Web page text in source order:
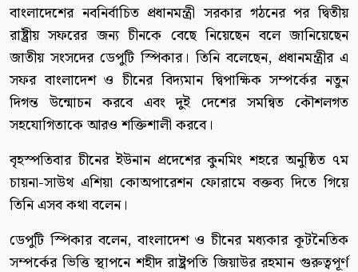
বাংলাদেশের নবনির্বাচিত প্রধানমন্ত্রী সরকার গঠনের পর দ্বিতীয়
রাষ্ট্রীয় সফরের জন্য চীনকে বেছে নিয়েছেন বলে জানিয়েছেন
জাতীয় সংসদের ডেপুটি স্পিকার। তিনি বলেছেন, প্রধানমন্ত্রীর এ
সফর বাংলাদেশ ও চীনের বিদ্যমান দ্বিপাক্ষিক সম্পর্কের নতুন
দিগন্ত উন্মোচন করবে এবং দুই দেশের সমন্বিত কৌশলগত
সহযোগিতাকে আরও শক্তিশালী করবে।
বৃহস্পতিবার চীনের ইউনান প্রদেশের কুনমিং শহরে অনুষ্ঠিত ৭ম
চায়না-সাউথ এশিয়া কোঅপারেশন ফোরামে বক্তব্য দিতে গিয়ে
তিনি এসব কথা বলেন।
ডেপুটি স্পিকার বলেন, বাংলাদেশ ও চীনের মধ্যকার কূটনৈতিক
সম্পর্কের ভিত্তি স্থাপনে শহীদ রাষ্ট্রপতি জিয়াউর রহমান গুরুত্বপূর্ণ